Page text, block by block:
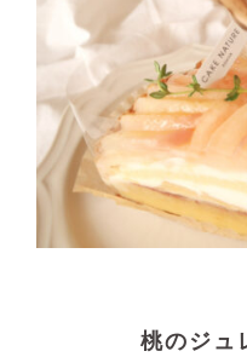
桃のジュ